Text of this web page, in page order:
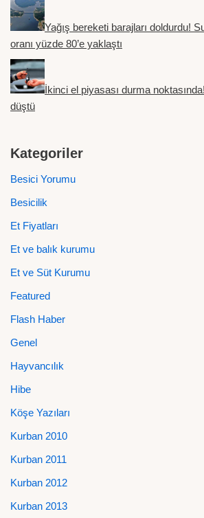
Yağış bereketi barajları doldurdu!
oranı yüzde 80’e yaklaştı
İkinci el piyasası durma
düştü
Kategoriler
Besici Yorumu
Besicilik
Et Fiyatları
Et ve balık kurumu
Et ve Süt Kurumu
Featured
Flash Haber
Genel
Hayvancılık
Hibe
Köşe Yazıları
Kurban 2010
Kurban 2011
Kurban 2012
Kurban 2013